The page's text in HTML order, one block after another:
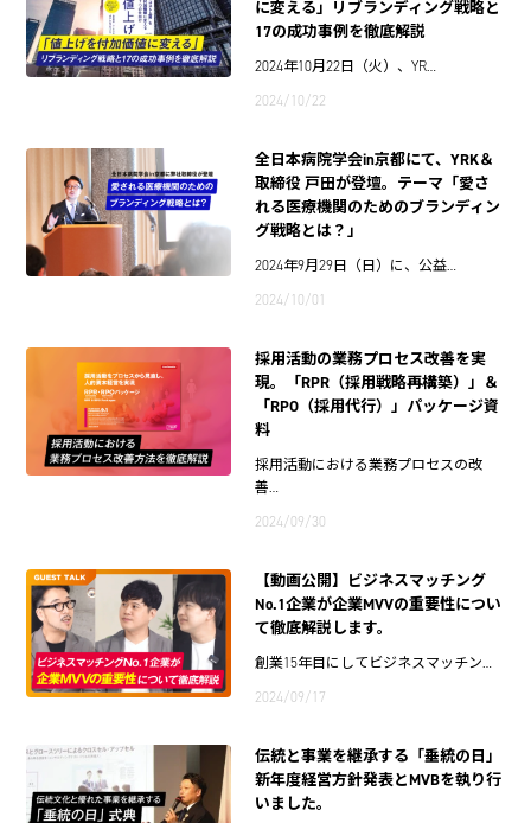
に変える」リブランディング戦略と
17の成功事例を徹底解説
2024年10月22日（火）、YR…
2024/10/22
全日本病院学会in京都にて、YRK＆
取締役 戸田が登壇。テーマ「愛さ
れる医療機関のためのブランディン
グ戦略とは？」
2024年9月29日（日）に、公益…
2024/10/01
採用活動の業務プロセス改善を実
現。「RPR（採用戦略再構築）」＆
「RPO（採用代行）」パッケージ資
料
採用活動における業務プロセスの改
善…
2024/09/30
【動画公開】ビジネスマッチング
No.1企業が企業MVVの重要性につい
て徹底解説します。
創業15年目にしてビジネスマッチン…
2024/09/17
伝統と事業を継承する「垂統の日」
新年度経営方針発表とMVBを執り行
いました。